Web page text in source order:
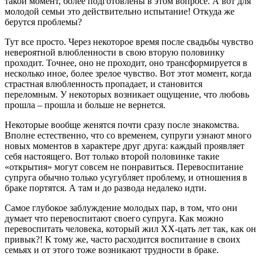
молодой семьи это действительно испытание! Откуда же
берутся проблемы?
Тут все просто. Через некоторое время после свадьбы чувство
невероятной влюбленности в свою вторую половинку
проходит. Точнее, оно не проходит, оно трансформируется в
несколько иное, более зрелое чувство. Вот этот момент, когда
страстная влюбленность пропадает, и становится
переломным. У некоторых возникает ощущение, что любовь
прошла – прошла и больше не вернется.
Некоторые вообще женятся почти сразу после знакомства.
Вполне естественно, что со временем, супруги узнают много
новых моментов в характере друг друга: каждый проявляет
себя настоящего. Вот только второй половинке такие
«открытия» могут совсем не понравиться. Перевоспитание
супруга обычно только усугубляет проблему, и отношения в
браке портятся. А там и до развода недалеко идти.
Самое глубокое заблуждение молодых пар, в том, что они
думает что перевоспитают своего супруга. Как можно
перевоспитать человека, который жил ХХ-цать лет так, как он
привык?! К тому же, часто расходится воспитание в своих
семьях и от этого тоже возникают трудности в браке.